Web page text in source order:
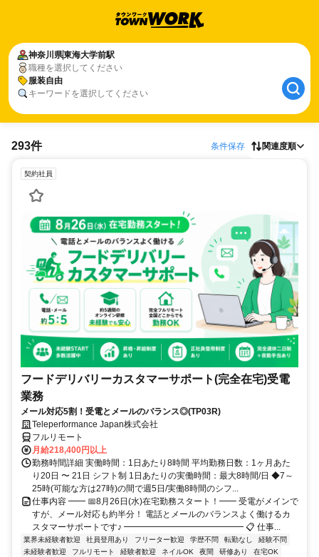
神奈川県東海大学前駅
職種を選択してください
服装自由
キーワードを選択してください
293件 条件保存 関連度順
契約社員
フードデリバリーカスタマーサポート(完全在宅)受電
業務
メール対応5割！受電とメールのバランス◎(TP03R)
Teleperformance Japan株式会社
フルリモート
月給218,400円以上
勤務時間詳細 実働時間：1日あたり8時間 平均勤務日数：1ヶ月あた
り20日 〜 21日 シフト制 1日あたりの実働時間：最大8時間/日 ◆7～
25時(可能な方は27時)の間で週5日/実働8時間のシフ...
仕事内容 ━━ 📅8月26日(水)在宅勤務スタート！━━ 受電がメインで
すが、メール対応も約半分！ 電話とメールのバランスよく働けるカ
スタマーサポートです♪ ━━━━━━━━━━━━━━ 📋 仕事...
業界未経験者歓迎 社員登用あり フリーター歓迎 学歴不問 転勤なし
経験不問
未経験者歓迎
フルリモート 経験者歓迎 ネイルOK 夜間 研修あり
在宅OK